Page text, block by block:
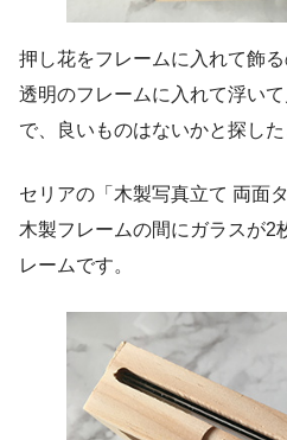
押し花をフレームに入れて飾
透明のフレームに入れて浮い
で、良いものはないかと探し
セリアの「木製写真立て 両面
木製フレームの間にガラスが2
レームです。